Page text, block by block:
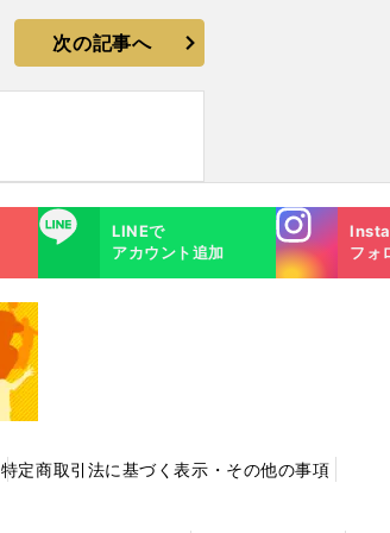
次の記事へ
LINE
LINEで
アカウント追加
Instagra
m
フォ
特定商取引法に基づく表示・その他の事項